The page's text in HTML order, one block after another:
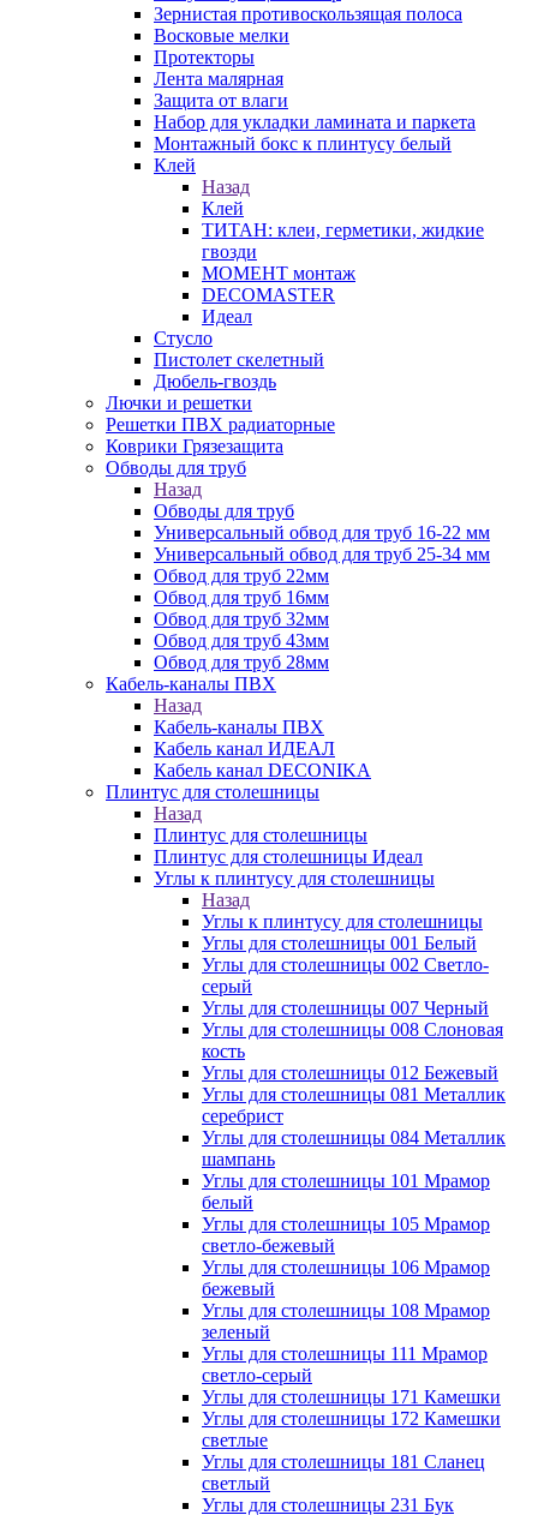
Зернистая противоскользящая полоса
Восковые мелки
Протекторы
Лента малярная
Защита от влаги
Набор для укладки ламината и паркета
Монтажный бокс к плинтусу белый
Клей
Назад
Клей
ТИТАН: клеи, герметики, жидкие
гвозди
МОМЕНТ монтаж
DECOMASTER
Идеал
Стусло
Пистолет скелетный
Дюбель-гвоздь
Лючки и решетки
Решетки ПВХ радиаторные
Коврики Грязезащита
Обводы для труб
Назад
Обводы для труб
Универсальный обвод для труб 16-22 мм
Универсальный обвод для труб 25-34 мм
Обвод для труб 22мм
Обвод для труб 16мм
Обвод для труб 32мм
Обвод для труб 43мм
Обвод для труб 28мм
Кабель-каналы ПВХ
Назад
Кабель-каналы ПВХ
Кабель канал ИДЕАЛ
Кабель канал DECONIKA
Плинтус для столешницы
Назад
Плинтус для столешницы
Плинтус для столешницы Идеал
Углы к плинтусу для столешницы
Назад
Углы к плинтусу для столешницы
Углы для столешницы 001 Белый
Углы для столешницы 002 Светло-
серый
Углы для столешницы 007 Черный
Углы для столешницы 008 Слоновая
кость
Углы для столешницы 012 Бежевый
Углы для столешницы 081 Металлик
серебрист
Углы для столешницы 084 Металлик
шампань
Углы для столешницы 101 Мрамор
белый
Углы для столешницы 105 Мрамор
светло-бежевый
Углы для столешницы 106 Мрамор
бежевый
Углы для столешницы 108 Мрамор
зеленый
Углы для столешницы 111 Мрамор
светло-серый
Углы для столешницы 171 Камешки
Углы для столешницы 172 Камешки
светлые
Углы для столешницы 181 Сланец
светлый
Углы для столешницы 231 Бук